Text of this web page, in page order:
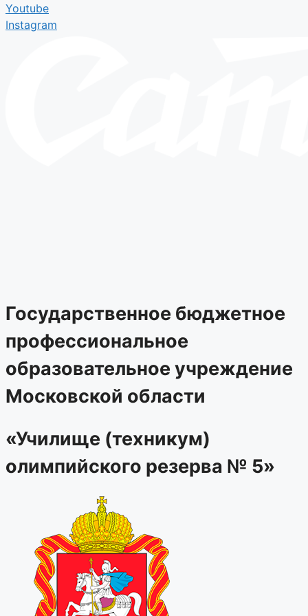
Youtube
Instagram
Государственное бюджетное
профессиональное
образовательное учреждение
Московской области
«Училище (техникум)
олимпийского резерва № 5»